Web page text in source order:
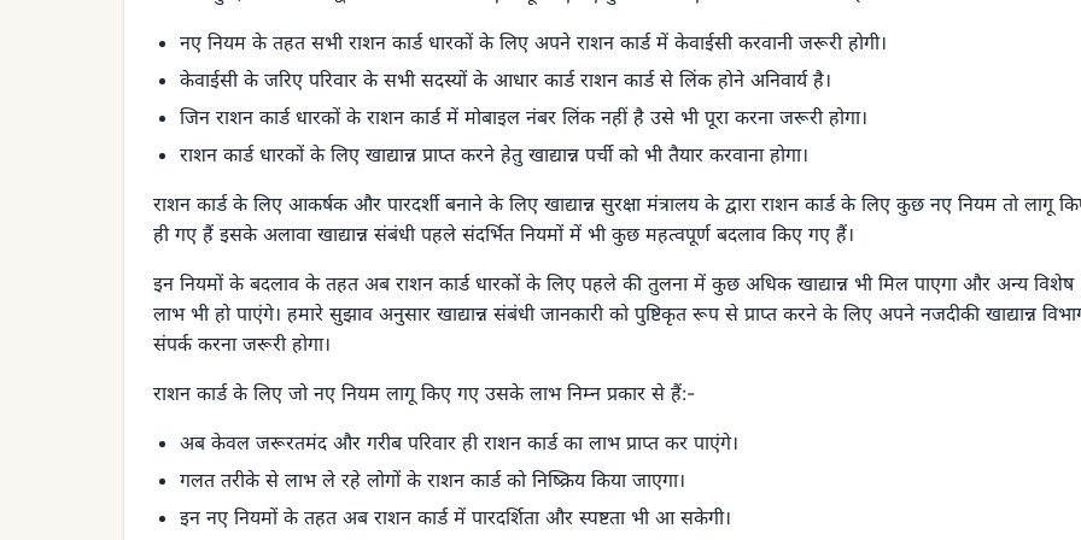
नए नियम के तहत सभी राशन कार्ड धारकों के लिए अपने राशन कार्ड में केवाईसी करवानी जरूरी होगी।
केवाईसी के जरिए परिवार के सभी सदस्यों के आधार कार्ड राशन कार्ड से लिंक होने अनिवार्य है।
जिन राशन कार्ड धारकों के राशन कार्ड में मोबाइल नंबर लिंक नहीं है उसे भी पूरा करना जरूरी होगा।
राशन कार्ड धारकों के लिए खाद्यान्न प्राप्त करने हेतु खाद्यान्न पर्ची को भी तैयार करवाना होगा।
राशन कार्ड के लिए आकर्षक और पारदर्शी बनाने के लिए खाद्यान्न सुरक्षा मंत्रालय के द्वारा राशन कार्ड के लिए कुछ नए नियम तो लागू
ही गए हैं इसके अलावा खाद्यान्न संबंधी पहले संदर्भित नियमों में भी कुछ महत्वपूर्ण बदलाव किए गए हैं।
इन नियमों के बदलाव के तहत अब राशन कार्ड धारकों के लिए पहले की तुलना में कुछ अधिक खाद्यान्न भी मिल पाएगा और अन्य विशेष
लाभ भी हो पाएंगे। हमारे सुझाव अनुसार खाद्यान्न संबंधी जानकारी को पुष्टिकृत रूप से प्राप्त करने के लिए अपने नजदीकी खाद्यान्न
संपर्क करना जरूरी होगा।
राशन कार्ड के लिए जो नए नियम लागू किए गए उसके लाभ निम्न प्रकार से हैं:-
अब केवल जरूरतमंद और गरीब परिवार ही राशन कार्ड का लाभ प्राप्त कर पाएंगे।
गलत तरीके से लाभ ले रहे लोगों के राशन कार्ड को निष्क्रिय किया जाएगा।
इन नए नियमों के तहत अब राशन कार्ड में पारदर्शिता और स्पष्टता भी आ सकेगी।